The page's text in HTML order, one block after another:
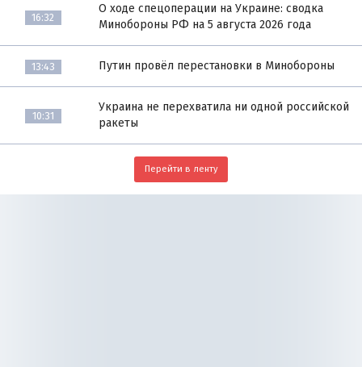
16:32
О ходе спецоперации на Украине: сводка
Минобороны РФ на 5 августа 2026 года
13:43 Путин провёл перестановки в Минобороны
10:31
Украина не перехватила ни одной российской
ракеты
Перейти в ленту